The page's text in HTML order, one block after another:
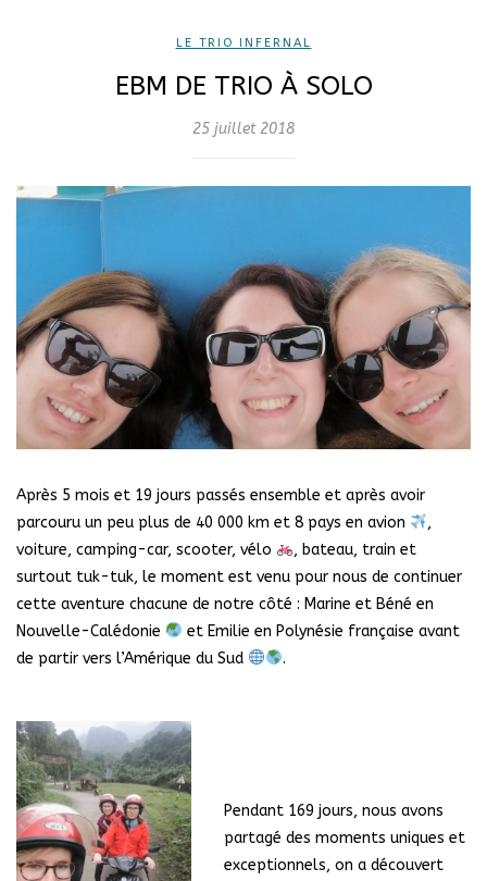
LE TRIO INFERNAL
EBM DE TRIO À SOLO
25 juillet 2018
Après 5 mois et 19 jours passés ensemble et après avoir
parcouru un peu plus de 40 000 km et 8 pays en avion
,
voiture, camping-car, scooter, vélo
, bateau, train et
surtout tuk-tuk, le moment est venu pour nous de continuer
cette aventure chacune de notre côté : Marine et Béné en
Nouvelle-Calédonie
et Emilie en Polynésie française avant
de partir vers l’Amérique du Sud
.
Pendant 169 jours, nous avons
partagé des moments uniques et
exceptionnels, on a découvert